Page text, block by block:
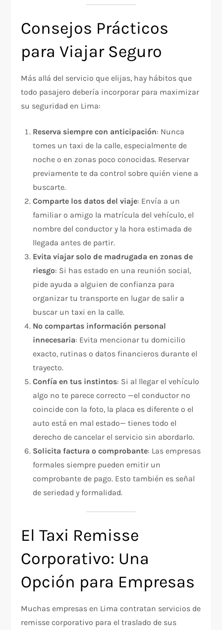
Consejos Prácticos
para Viajar Seguro
Más allá del servicio que elijas, hay hábitos que
todo pasajero debería incorporar para maximizar
su seguridad en Lima:
Reserva siempre con anticipación: Nunca
tomes un taxi de la calle, especialmente de
noche o en zonas poco conocidas. Reservar
previamente te da control sobre quién viene a
buscarte.​
Comparte los datos del viaje: Envía a un
familiar o amigo la matrícula del vehículo, el
nombre del conductor y la hora estimada de
llegada antes de partir.
Evita viajar solo de madrugada en zonas de
riesgo: Si has estado en una reunión social,
pide ayuda a alguien de confianza para
organizar tu transporte en lugar de salir a
buscar un taxi en la calle.​
No compartas información personal
innecesaria: Evita mencionar tu domicilio
exacto, rutinas o datos financieros durante el
trayecto.
Confía en tus instintos: Si al llegar el vehículo
algo no te parece correcto —el conductor no
coincide con la foto, la placa es diferente o el
auto está en mal estado— tienes todo el
derecho de cancelar el servicio sin abordarlo.
Solicita factura o comprobante: Las empresas
formales siempre pueden emitir un
comprobante de pago. Esto también es señal
de seriedad y formalidad.
El Taxi Remisse
Corporativo: Una
Opción para Empresas
Muchas empresas en Lima contratan servicios de
remisse corporativo para el traslado de sus